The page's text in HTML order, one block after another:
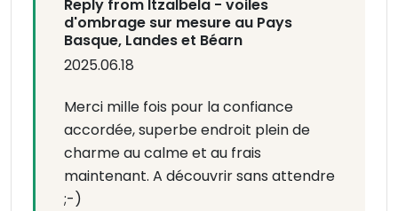
Reply from Itzalbela - voiles
d'ombrage sur mesure au Pays
Basque, Landes et Béarn
2025.06.18
Merci mille fois pour la confiance
accordée, superbe endroit plein de
charme au calme et au frais
maintenant. A découvrir sans attendre
;-)